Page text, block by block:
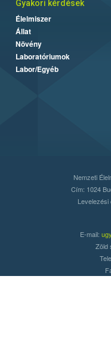
Gyakori kérdések
Élelmiszer
Állat
Növény
Laboratóriumok
Labor/Egyéb
Nemzeti
Cím: 1024
Levelezési
E-mail:
Zöld